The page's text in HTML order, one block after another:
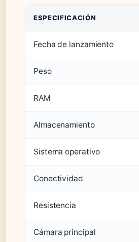
ESPECIFICACIÓN
Fecha de lanzamiento
Peso
RAM
Almacenamiento
Sistema operativo
Conectividad
Resistencia
Cámara principal